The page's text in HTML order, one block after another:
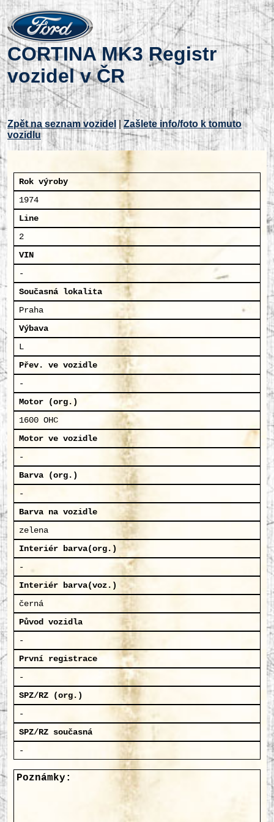
CORTINA MK3 Registr
vozidel v ČR
Zpět na seznam vozidel
Zašlete info/foto k tomuto
vozidlu
Rok výroby
1974
Line
2
VIN
-
Současná lokalita
Praha
Výbava
L
Přev. ve vozidle
-
Motor (org.)
1600 OHC
Motor ve vozidle
-
Barva (org.)
-
Barva na vozidle
zelena
Interiér barva(org.)
-
Interiér barva(voz.)
černá
Původ vozidla
-
První registrace
-
SPZ/RZ (org.)
-
SPZ/RZ současná
-
Poznámky: